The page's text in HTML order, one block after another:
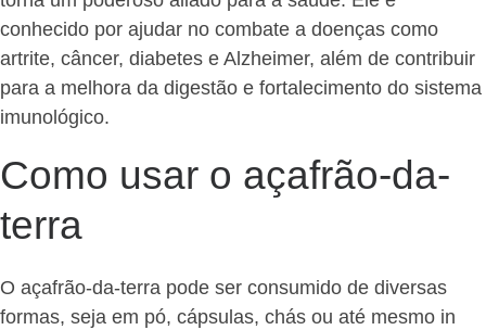
conhecido por ajudar no combate a doenças como
artrite, câncer, diabetes e Alzheimer, além de contribuir
para a melhora da digestão e fortalecimento do sistema
imunológico.
Como usar o açafrão-da-
terra
O açafrão-da-terra pode ser consumido de diversas
formas, seja em pó, cápsulas, chás ou até mesmo in